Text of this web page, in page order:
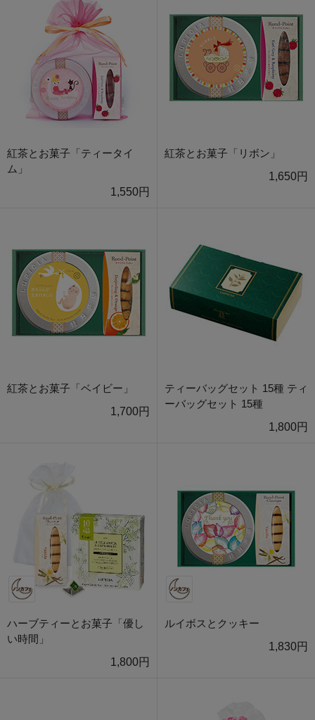
紅茶とお菓子「ティータイ
ム」
1,550円
紅茶とお菓子「リボン」
1,650円
紅茶とお菓子「ベイビー」
1,700円
ティーバッグセット 15種 ティ
ーバッグセット 15種
1,800円
ハーブティーとお菓子「優し
い時間」
1,800円
ルイボスとクッキー
1,830円